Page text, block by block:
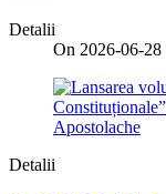
Detalii
On 2026-06-28
Detalii